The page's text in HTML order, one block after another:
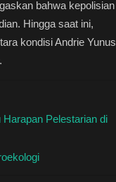
bahwa kepolisian
Hingga saat ini,
kondisi Andrie Yunus
Pelestarian di